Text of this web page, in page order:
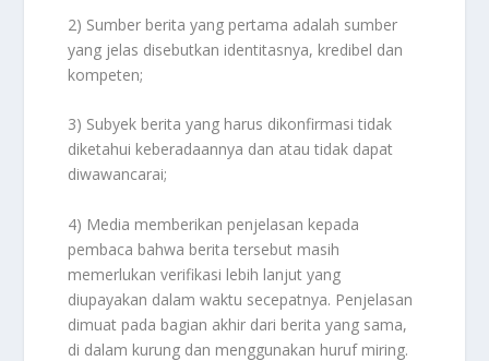
2) Sumber berita yang pertama adalah sumber
yang jelas disebutkan identitasnya, kredibel dan
kompeten;
3) Subyek berita yang harus dikonfirmasi tidak
diketahui keberadaannya dan atau tidak dapat
diwawancarai;
4) Media memberikan penjelasan kepada
pembaca bahwa berita tersebut masih
memerlukan verifikasi lebih lanjut yang
diupayakan dalam waktu secepatnya. Penjelasan
dimuat pada bagian akhir dari berita yang sama,
di dalam kurung dan menggunakan huruf miring.